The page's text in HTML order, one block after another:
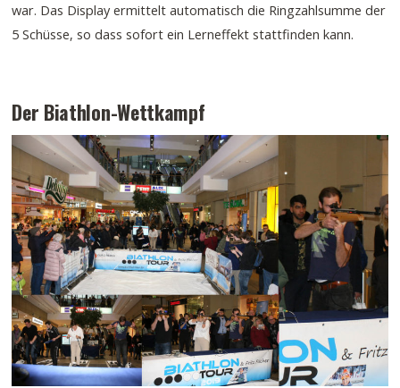
war. Das Display ermittelt automatisch die Ringzahlsumme der
5 Schüsse, so dass sofort ein Lerneffekt stattfinden kann.
Der Biathlon-Wettkampf